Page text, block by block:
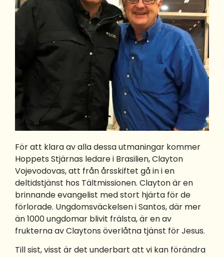
För att klara av alla dessa utmaningar kommer
Hoppets Stjärnas ledare i Brasilien, Clayton
Vojevodovas, att från årsskiftet gå in i en
deltidstjänst hos Tältmissionen. Clayton är en
brinnande evangelist med stort hjärta för de
förlorade. Ungdomsväckelsen i Santos, där mer
än 1000 ungdomar blivit frälsta, är en av
frukterna av Claytons överlåtna tjänst för Jesus.
Till sist, visst är det underbart att vi kan förändra